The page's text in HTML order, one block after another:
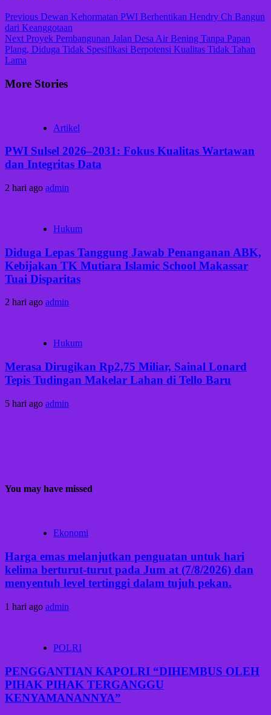
Previous Dewan Kehormatan PWI Berhentikan Hendry Ch Bangun
dari Keanggotaan
Next Proyek Pembangunan Jalan Desa Air Bening Tanpa Papan
Plang, Diduga Tidak Spesifikasi Berpotensi Kualitas Tidak Tahan
Lama
More Stories
Artikel
PWI Sulsel 2026–2031: Fokus Kualitas Wartawan
dan Integritas Data
2 hari ago admin
Hukum
Diduga Lepas Tanggung Jawab Penanganan ABK,
Kebijakan TK Mutiara Islamic School Makassar
Tuai Disparitas
2 hari ago admin
Hukum
Merasa Dirugikan Rp2,75 Miliar, Sainal Lonard
Tepis Tudingan Makelar Lahan di Tello Baru
5 hari ago admin
You may have missed
Ekonomi
Harga emas melanjutkan penguatan untuk hari
kelima berturut-turut pada Jum at (7/8/2026) dan
menyentuh level tertinggi dalam tujuh pekan.
1 hari ago admin
POLRI
PENGGANTIAN KAPOLRI “DIHEMBUS OLEH
PIHAK PIHAK TERGANGGU
KENYAMANANNYA”